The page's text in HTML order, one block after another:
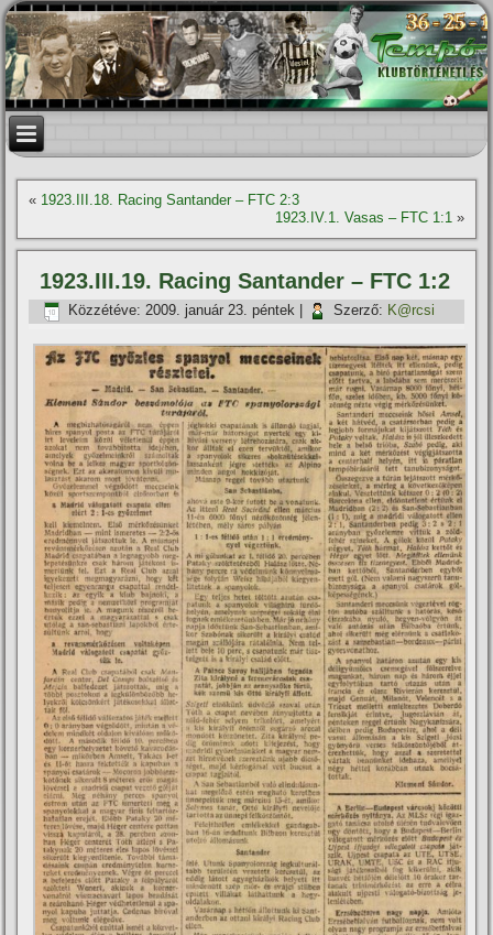
« 1923.III.18. Racing Santander – FTC 2:3
1923.IV.1. Vasas – FTC 1:1»
1923.III.19. Racing Santander – FTC 1:2
Közzétéve: 2009. január 23. péntek Szerző: K@rcsi